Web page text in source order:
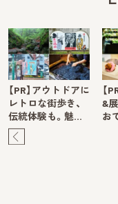
【PR】アウトドアに
レトロな街歩き、
伝統体験も。魅…
【
&
お